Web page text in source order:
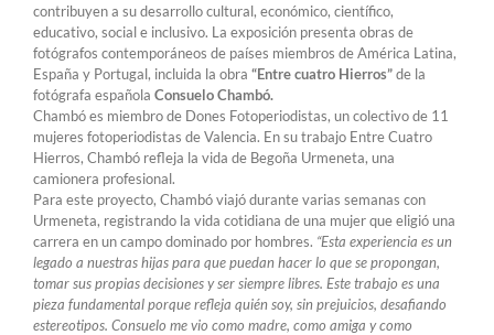
contribuyen a su desarrollo cultural, económico, científico,
educativo, social e inclusivo. La exposición presenta obras de
fotógrafos contemporáneos de países miembros de América Latina,
España y Portugal, incluida la obra “Entre cuatro Hierros”de la
fotógrafa española Consuelo Chambó.
Chambó es miembro de Dones Fotoperiodistas, un colectivo de 11
mujeres fotoperiodistas de Valencia. En su trabajo Entre Cuatro
Hierros, Chambó refleja la vida de Begoña Urmeneta, una
camionera profesional.
Para este proyecto, Chambó viajó durante varias semanas con
Urmeneta, registrando la vida cotidiana de una mujer que eligió una
carrera en un campo dominado por hombres. “Esta experiencia es un
legado a nuestras hijas para que puedan hacer lo que se propongan,
tomar sus propias decisiones y ser siempre libres. Este trabajo es una
pieza fundamental porque refleja quién soy, sin prejuicios, desafiando
estereotipos. Consuelo me vio como madre, como amiga y como